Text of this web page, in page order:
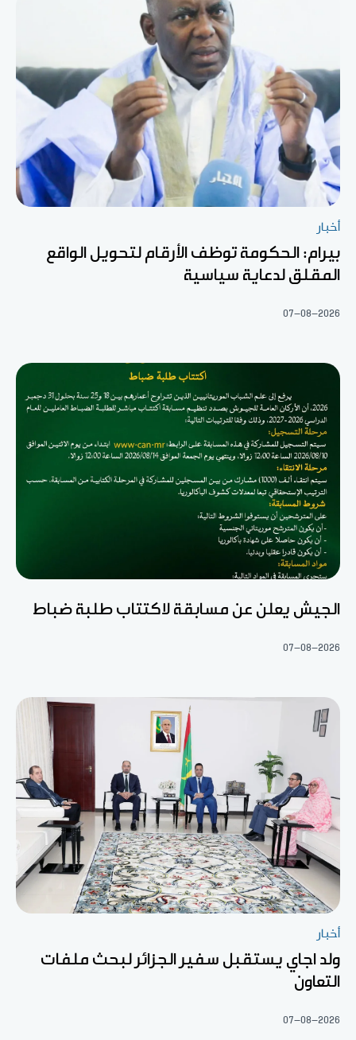
أخبار
بيرام: الحكومة توظف الأرقام لتحويل الواقع
المقلق لدعاية سياسية
07-08-2026
الجيش يعلن عن مسابقة لاكتتاب طلبة ضباط
07-08-2026
أخبار
ولد اجاي يستقبل سفير الجزائر لبحث ملفات
التعاون
07-08-2026